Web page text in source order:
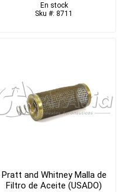
En stock
Sku #: 8711
Pratt and Whitney Malla de
Filtro de Aceite (USADO)